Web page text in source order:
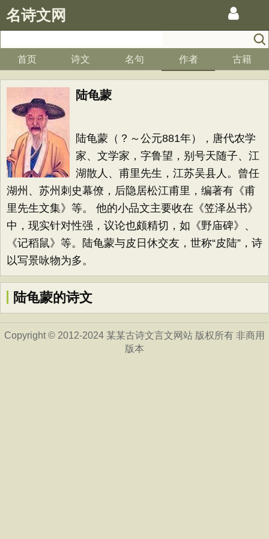
名诗文网
首页 诗文 名句 作者 古籍
陆龟蒙
陆龟蒙（？～公元881年），唐代农学
家、文学家，字鲁望，别号天随子、江
湖散人、甫里先生，江苏吴县人。曾任
湖州、苏州刺史幕僚，后隐居松江甫里，编著有《甫
里先生文集》等。 他的小品文主要收在《笠泽丛书》
中，现实针对性强，议论也颇精切，如《野庙碑》、
《记稻鼠》等。陆龟蒙与皮日休交友，世称“皮陆”，诗
以写景咏物为多。
陆龟蒙的诗文
Copyright © 2012-2024 某某古诗文言文网站 版权所有 非商用
版本